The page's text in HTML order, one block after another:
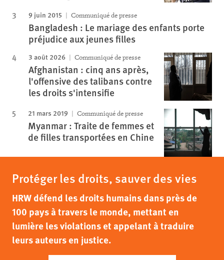
9 juin 2015 Communiqué de presse
Bangladesh : Le mariage des enfants porte
préjudice aux jeunes filles
3 août 2026 Communiqué de presse
Afghanistan : cinq ans après,
l'offensive des talibans contre
les droits s'intensifie
21 mars 2019 Communiqué de presse
Myanmar : Traite de femmes et
de filles transportées en Chine
Protéger les droits, sauver des vies
HRW défend les droits humains dans près de
100 pays à travers le monde, mettant en
lumière les violations et appelant à traduire
leurs auteurs en justice.